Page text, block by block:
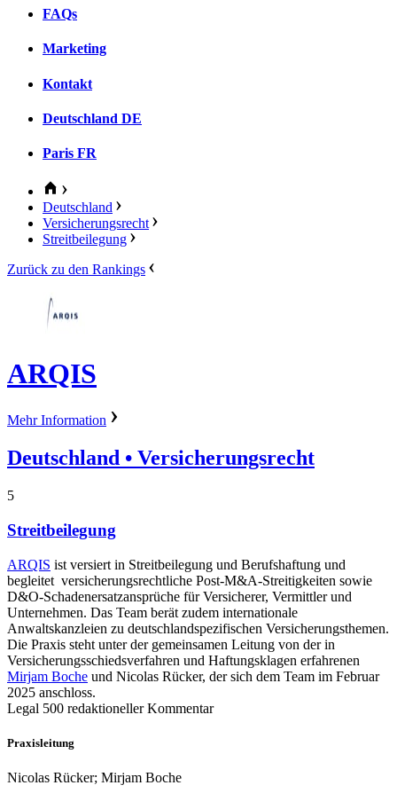
FAQs
Marketing
Kontakt
Deutschland DE
Paris FR
Deutschland
Versicherungsrecht
Streitbeilegung
Zurück zu den Rankings
ARQIS
Mehr Information
Deutschland • Versicherungsrecht
5
Streitbeilegung
ARQIS ist versiert in Streitbeilegung und Berufshaftung und
begleitet versicherungsrechtliche Post-M&A-Streitigkeiten sowie
D&O-Schadenersatzansprüche für Versicherer, Vermittler und
Unternehmen. Das Team berät zudem internationale
Anwaltskanzleien zu deutschlandspezifischen Versicherungsthemen.
Die Praxis steht unter der gemeinsamen Leitung von der in
Versicherungsschiedsverfahren und Haftungsklagen erfahrenen
Mirjam Boche und Nicolas Rücker, der sich dem Team im Februar
2025 anschloss.
Legal 500 redaktioneller Kommentar
Praxisleitung
Nicolas Rücker; Mirjam Boche